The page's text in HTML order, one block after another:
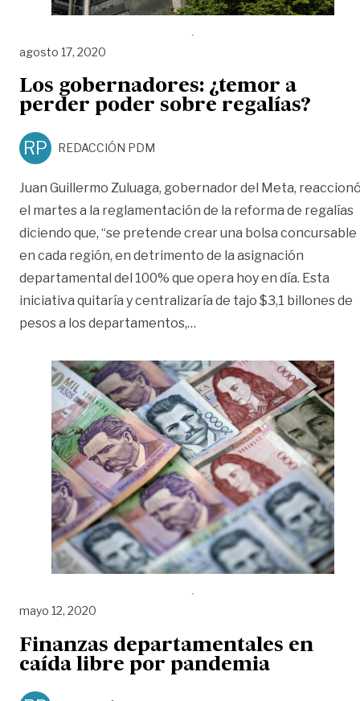
agosto 17, 2020
Los gobernadores: ¿temor a
perder poder sobre regalías?
RP REDACCIÓN PDM
Juan Guillermo Zuluaga, gobernador del Meta,
el martes a la reglamentación de la reforma de regalías
diciendo que, “se pretende crear una bolsa concursable
en cada región, en detrimento de la asignación
departamental del 100% que opera hoy en día. Esta
iniciativa quitaría y centralizaría de tajo $3,1 billones de
pesos a los departamentos,…
mayo 12, 2020
Finanzas departamentales en
caída libre por pandemia